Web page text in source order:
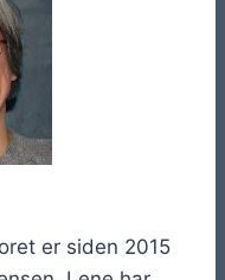
er siden 2015